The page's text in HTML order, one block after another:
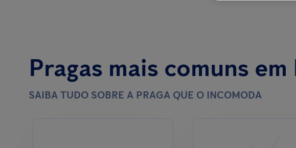
Pragas mais comuns
SAIBA TUDO SOBRE A PRAGA QUE O INCOMODA